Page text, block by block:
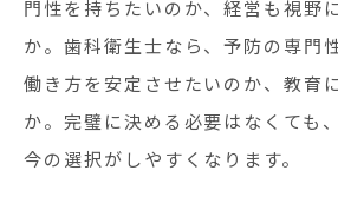
門性を持ちたいのか、経営も視野
か。歯科衛生士なら、予防の専門
働き方を安定させたいのか、教育
か。完璧に決める必要はなくても
今の選択がしやすくなります。